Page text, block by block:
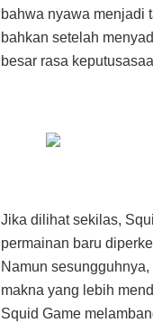
bahwa nyawa menjadi
bahkan setelah
besar rasa
Jika dilihat sekilas,
permainan baru
Namun
makna yang lebih
Squid Game